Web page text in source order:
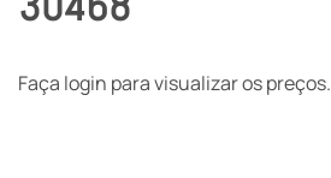
Faça login para visualizar os preços.